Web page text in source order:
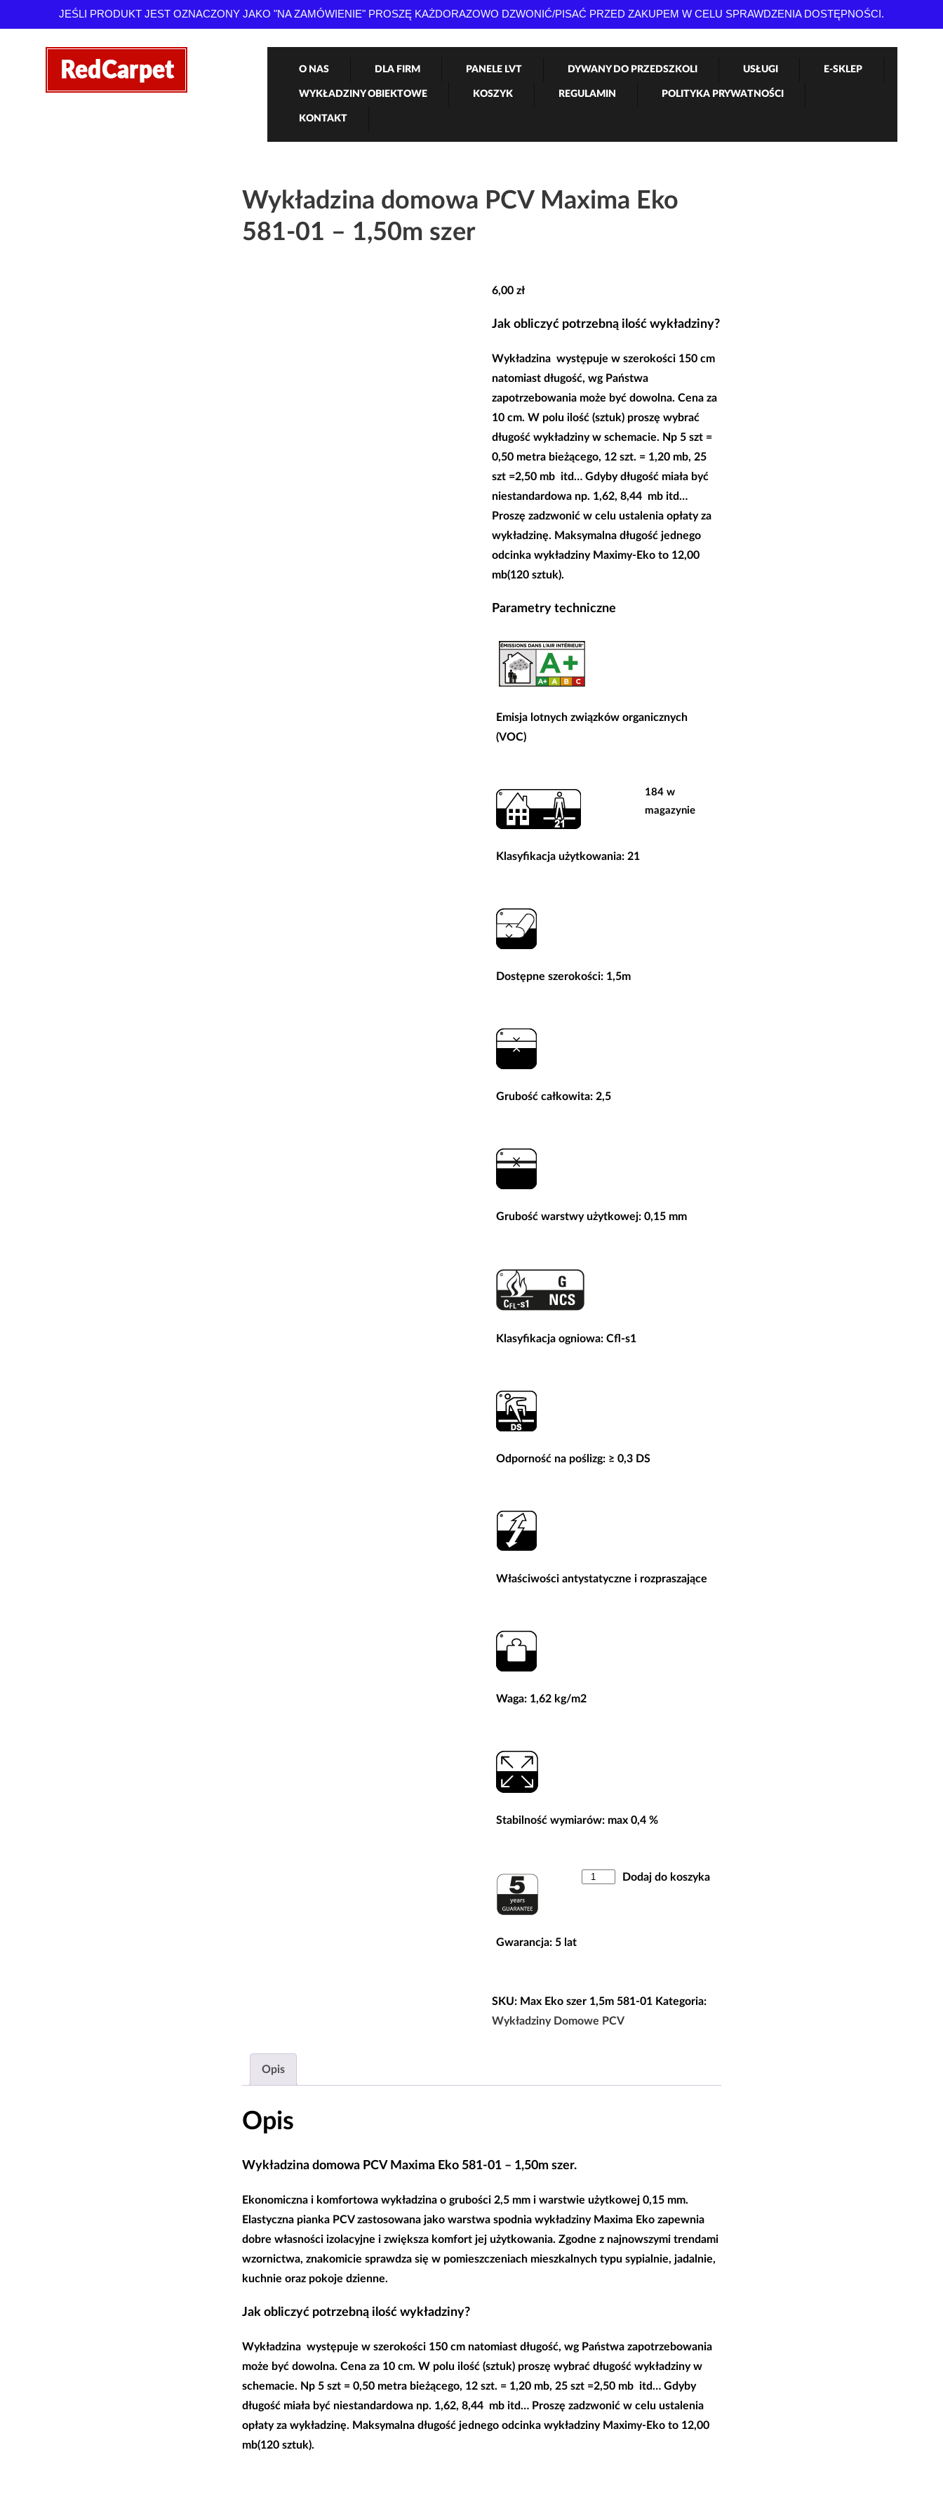
JEŚLI PRODUKT JEST OZNACZONY JAKO "NA ZAMÓWIENIE" PROSZĘ KAŻDORAZOWO DZWONIĆ/PISAĆ PRZED ZAKUPEM W CELU SPRAWDZENIA DOSTĘPNOŚCI.
O NAS DLA FIRM PANELE LVT DYWANY DO PRZEDSZKOLI USŁUGI E-SKLEP
WYKŁADZINY OBIEKTOWE KOSZYK REGULAMIN POLITYKA PRYWATNOŚCI
KONTAKT
Wykładzina domowa PCV Maxima Eko
581-01 – 1,50m szer
6,00 zł
Jak obliczyć potrzebną ilość wykładziny?
Wykładzina występuje w szerokości 150 cm
natomiast długość, wg Państwa
zapotrzebowania może być dowolna. Cena za
10 cm. W polu ilość (sztuk) proszę wybrać
długość wykładziny w schemacie. Np 5 szt =
0,50 metra bieżącego, 12 szt. = 1,20 mb, 25
szt =2,50 mb itd… Gdyby długość miała być
niestandardowa np. 1,62, 8,44 mb itd…
Proszę zadzwonić w celu ustalenia opłaty za
wykładzinę. Maksymalna długość jednego
odcinka wykładziny Maximy-Eko to 12,00
mb(120 sztuk).
Parametry techniczne
Emisja lotnych związków organicznych
(VOC)
Klasyfikacja użytkowania: 21
Dostępne szerokości: 1,5m
Grubość całkowita: 2,5
Grubość warstwy użytkowej: 0,15 mm
Klasyfikacja ogniowa: Cfl-s1
Odporność na poślizg: ≥ 0,3 DS
Właściwości antystatyczne i rozpraszające
Waga: 1,62 kg/m2
Stabilność wymiarów: max 0,4 %
Gwarancja: 5 lat
184 w
magazynie
ilość
Dodaj do koszyka
SKU: Max Eko szer 1,5m 581-01 Kategoria:
Wykładziny Domowe PCV
Opis
Opis
Wykładzina domowa PCV Maxima Eko 581-01 – 1,50m szer.
Ekonomiczna i komfortowa wykładzina o grubości 2,5 mm i warstwie użytkowej 0,15 mm.
Elastyczna pianka PCV zastosowana jako warstwa spodnia wykładziny Maxima Eko zapewnia
dobre własności izolacyjne i zwiększa komfort jej użytkowania. Zgodne z najnowszymi trendami
wzornictwa, znakomicie sprawdza się w pomieszczeniach mieszkalnych typu sypialnie, jadalnie,
kuchnie oraz pokoje dzienne.
Jak obliczyć potrzebną ilość wykładziny?
Wykładzina występuje wszerokości 150 cm natomiast długość, wg Państwa zapotrzebowania
może być dowolna. Cena za 10 cm. W polu ilość (sztuk) proszę wybrać długość wykładziny w
schemacie. Np 5 szt = 0,50 metra bieżącego, 12 szt. = 1,20 mb, 25 szt =2,50 mb itd… Gdyby
długość miała być niestandardowa np. 1,62, 8,44 mb itd… Proszę zadzwonić w celu ustalenia
opłaty za wykładzinę. Maksymalna długość jednego odcinka wykładziny Maximy-Eko to 12,00
mb(120 sztuk).